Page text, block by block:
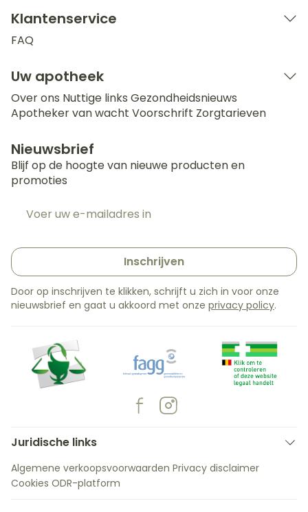
Klantenservice
FAQ
Uw apotheek
Over ons Nuttige links Gezondheidsnieuws
Apotheker van wacht Voorschrift Zorgtarieven
Nieuwsbrief
Blijf op de hoogte van nieuwe producten en
promoties
Inschrijven
Door op inschrijven te klikken, schrijft u zich in voor onze
nieuwsbrief en gaat u akkoord met onze privacy policy.
Juridische links
Algemene verkoopsvoorwaarden Privacy disclaimer
Cookies ODR-platform